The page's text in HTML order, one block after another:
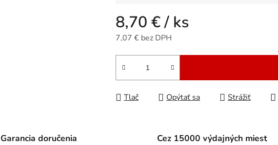
8,70 €/ ks
7,07 € bez DPH
Jednotková cena:
Tlač Opýtať sa Strážiť
Garancia doručenia Cez 15000 výdajných miest